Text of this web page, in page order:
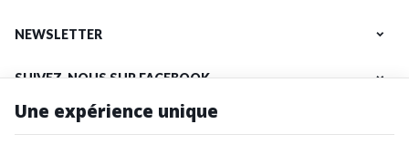
NEWSLETTER
SUIVEZ-NOUS SUR FACEBOOK
NOS PRODUITS
Une expérience unique